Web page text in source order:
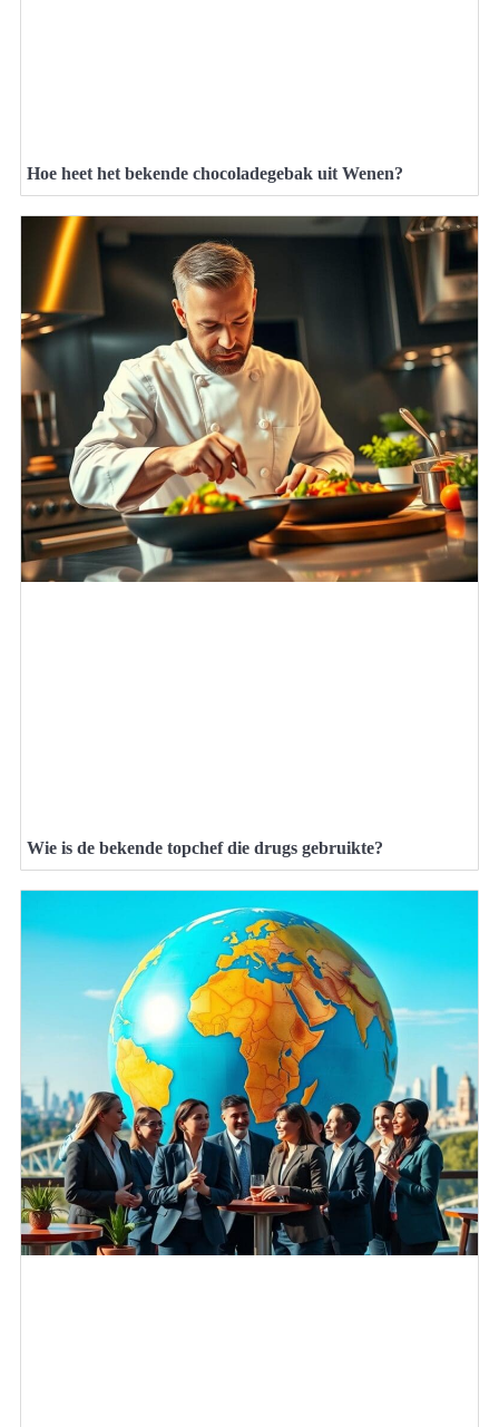
Hoe heet het bekende chocoladegebak uit Wenen?
Wie is de bekende topchef die drugs gebruikte?